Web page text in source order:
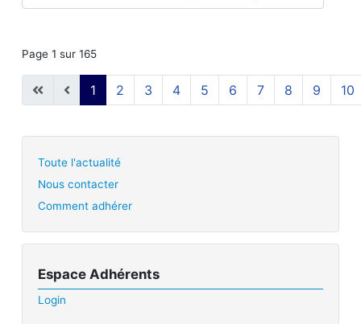
Page 1 sur 165
1 2 3 4 5 6 7 8 9 10
Toute l'actualité
Nous contacter
Comment adhérer
Espace Adhérents
Login